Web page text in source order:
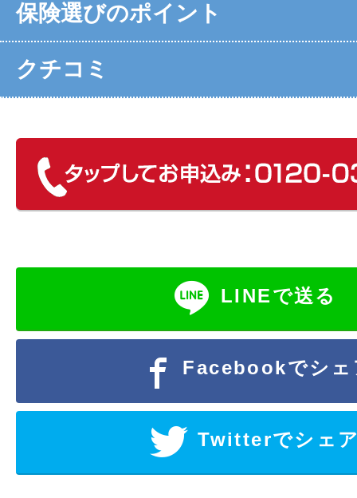
保険選びのポイント
クチコミ
LINEで送る
Facebookでシェ
Twitterでシェ